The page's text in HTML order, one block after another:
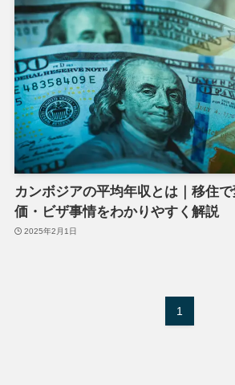
カンボジアの平均年収とは｜移住
価・ビザ事情をわかりやすく解説
2025年2月1日
1